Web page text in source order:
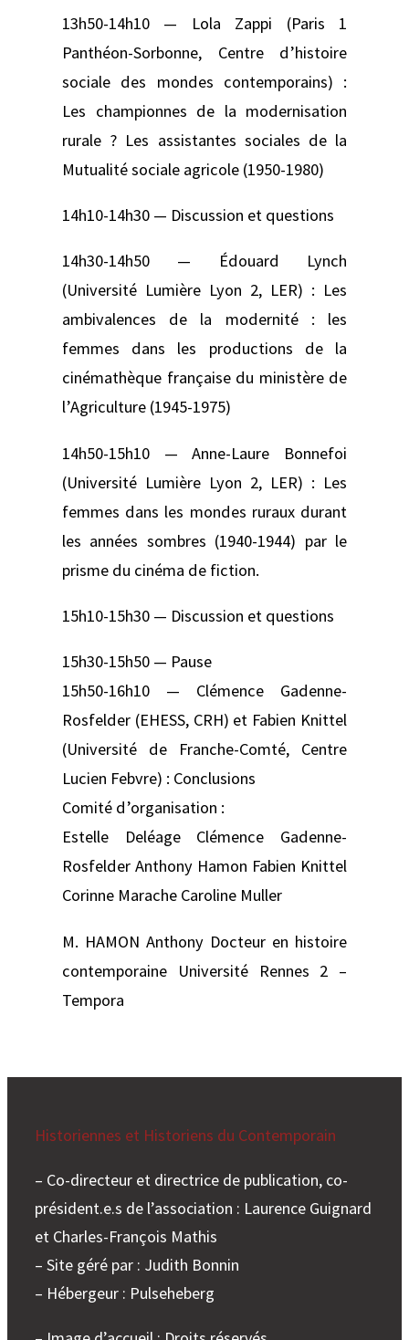
13h50-14h10 — Lola Zappi (Paris 1
Panthéon-Sorbonne, Centre d’histoire
sociale des mondes contemporains) :
Les championnes de la modernisation
rurale ? Les assistantes sociales de la
Mutualité sociale agricole (1950-1980)
14h10-14h30 — Discussion et questions
14h30-14h50 — Édouard Lynch
(Université Lumière Lyon 2, LER) : Les
ambivalences de la modernité : les
femmes dans les productions de la
cinémathèque française du ministère de
l’Agriculture (1945-1975)
14h50-15h10 — Anne-Laure Bonnefoi
(Université Lumière Lyon 2, LER) : Les
femmes dans les mondes ruraux durant
les années sombres (1940-1944) par le
prisme du cinéma de fiction.
15h10-15h30 — Discussion et questions
15h30-15h50 — Pause
15h50-16h10 — Clémence Gadenne-
Rosfelder (EHESS, CRH) et Fabien Knittel
(Université de Franche-Comté, Centre
Lucien Febvre) : Conclusions
Comité d’organisation :
Estelle Deléage Clémence Gadenne-
Rosfelder Anthony Hamon Fabien Knittel
Corinne Marache Caroline Muller
M. HAMON Anthony Docteur en histoire
contemporaine Université Rennes 2 –
Tempora
Historiennes et Historiens du Contemporain
– Co-directeur et directrice de publication, co-
président.e.s de l’association : Laurence Guignard
et Charles-François Mathis
– Site géré par : Judith Bonnin
– Hébergeur : Pulseheberg